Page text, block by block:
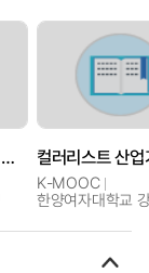
컬러리스트 산업기사 과정
K-MOOC
한양여자대학교